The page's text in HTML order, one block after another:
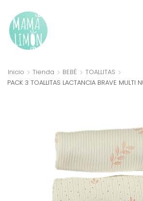
Inicio Tienda BEBÉ
TOALLITAS
PACK 3 TOALLITAS LACTANCIA BRAVE MULTI